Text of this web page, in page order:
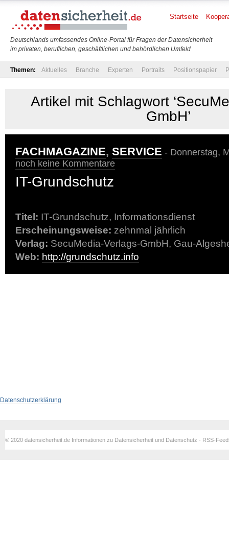
Deutschlands umfassendes Online-Portal für Fragen der Datensicherheit
im privaten, beruflichen, geschäftlichen und behördlichen Umfeld
Startseite
Themen: Aktuelles Branche Experten Portraits Positionspapier
Artikel mit Schlagwort
GmbH’
FACHMAGAZINE, SERVICE - Donnerstag,
noch keine Kommentare
IT-Grundschutz
Titel: IT-Grundschutz, Informationsdienst
Erscheinungsweise: zehnmal jährlich
Verlag: SecuMedia-Verlags-GmbH, Gau-
Web: http://grundschutz.info
Datenschutzerklärung
© 2020 datensicherheit.de Informationen zu Datensicherheit und Datenschutz - RSS-